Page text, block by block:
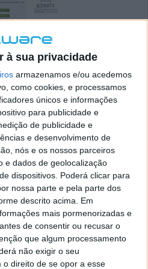
à sua privacidade
armazenamos e/ou acedemos
como cookies, e processamos
únicos e informações
para publicidade e
de publicidade e
e desenvolvimento de
nós e os nossos parceiros
e dados de geolocalização
dispositivos. Poderá clicar para
nossa parte e pela parte dos
descrito acima. Em
mais pormenorizadas e
de consentir ou recusar o
que algum processamento
não exigir o seu
direito de se opor a esse
deverá carregar no
"Aderir ao Serviço de
que lhe permite receber
pelo IEFP, em
modo prático e seguro."